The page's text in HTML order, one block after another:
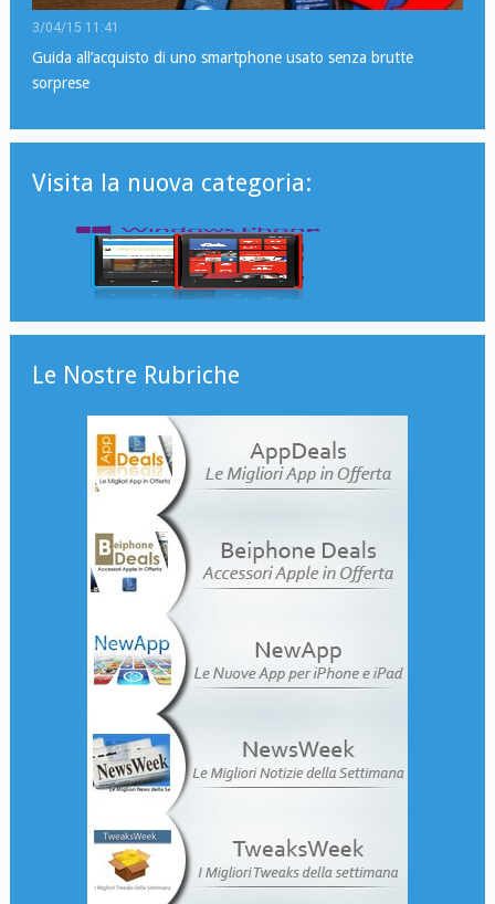
3/04/15 11:41
Guida all’acquisto di uno smartphone usato senza brutte
sorprese
Visita la nuova categoria:
Le Nostre Rubriche